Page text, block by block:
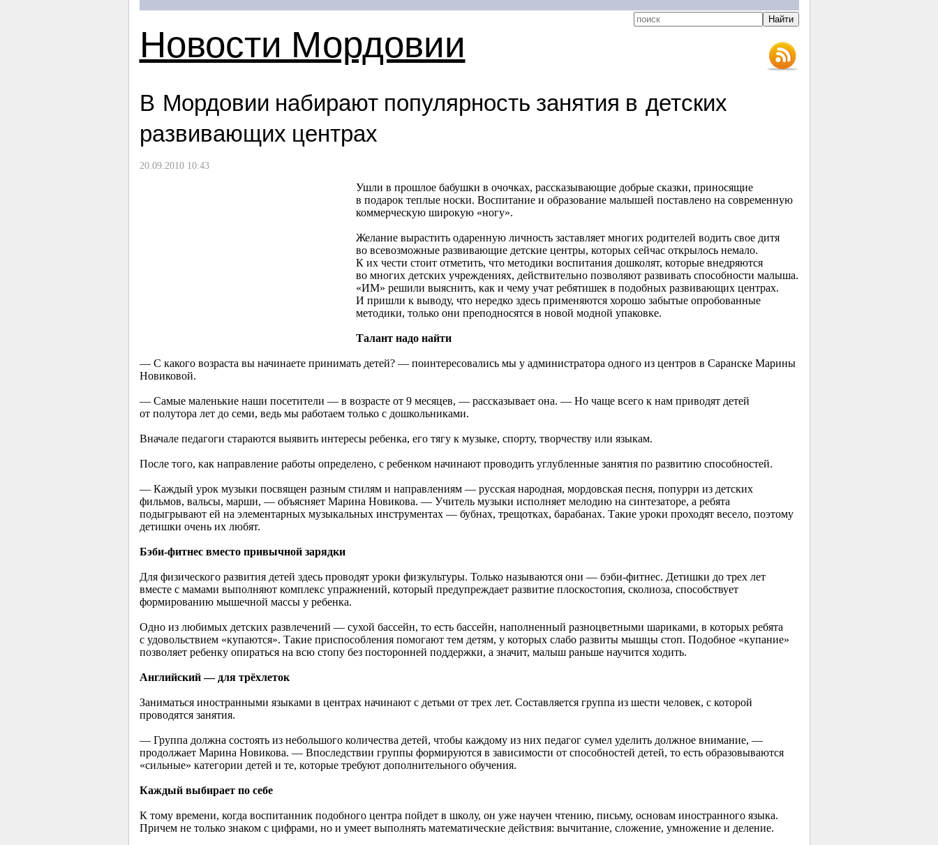
Новости Мордовии
В Мордовии набирают популярность занятия в детских
развивающих центрах
20.09.2010 10:43
Ушли в прошлое бабушки в очочках, рассказывающие добрые сказки, приносящие
в подарок теплые носки. Воспитание и образование малышей поставлено на современную
коммерческую широкую «ногу».
Желание вырастить одаренную личность заставляет многих родителей водить свое дитя
во всевозможные развивающие детские центры, которых сейчас открылось немало.
К их чести стоит отметить, что методики воспитания дошколят, которые внедряются
во многих детских учреждениях, действительно позволяют развивать способности малыша.
«ИМ» решили выяснить, как и чему учат ребятишек в подобных развивающих центрах.
И пришли к выводу, что нередко здесь применяются хорошо забытые опробованные
методики, только они преподносятся в новой модной упаковке.
Талант надо найти
— С какого возраста вы начинаете принимать детей? — поинтересовались мы у администратора одного из центров в Саранске Марины
Новиковой.
— Самые маленькие наши посетители — в возрасте от 9 месяцев, — рассказывает она. — Но чаще всего к нам приводят детей
от полутора лет до семи, ведь мы работаем только с дошкольниками.
Вначале педагоги стараются выявить интересы ребенка, его тягу к музыке, спорту, творчеству или языкам.
После того, как направление работы определено, с ребенком начинают проводить углубленные занятия по развитию способностей.
— Каждый урок музыки посвящен разным стилям и направлениям — русская народная, мордовская песня, попурри из детских
фильмов, вальсы, марши, — объясняет Марина Новикова. — Учитель музыки исполняет мелодию на синтезаторе, а ребята
подыгрывают ей на элементарных музыкальных инструментах — бубнах, трещотках, барабанах. Такие уроки проходят весело, поэтому
детишки очень их любят.
Бэби-фитнес вместо привычной зарядки
Для физического развития детей здесь проводят уроки физкультуры. Только называются они — бэби-фитнес. Детишки до трех лет
вместе с мамами выполняют комплекс упражнений, который предупреждает развитие плоскостопия, сколиоза, способствует
формированию мышечной массы у ребенка.
Одно из любимых детских развлечений — сухой бассейн, то есть бассейн, наполненный разноцветными шариками, в которых ребята
с удовольствием «купаются». Такие приспособления помогают тем детям, у которых слабо развиты мышцы стоп. Подобное «купание»
позволяет ребенку опираться на всю стопу без посторонней поддержки, а значит, малыш раньше научится ходить.
Английский — для трёхлеток
Заниматься иностранными языками в центрах начинают с детьми от трех лет. Составляется группа из шести человек, с которой
проводятся занятия.
— Группа должна состоять из небольшого количества детей, чтобы каждому из них педагог сумел уделить должное внимание, —
продолжает Марина Новикова. — Впоследствии группы формируются в зависимости от способностей детей, то есть образовываются
«сильные» категории детей и те, которые требуют дополнительного обучения.
Каждый выбирает по себе
К тому времени, когда воспитанник подобного центра пойдет в школу, он уже научен чтению, письму, основам иностранного языка.
Причем не только знаком с цифрами, но и умеет выполнять математические действия: вычитание, сложение, умножение и деление.